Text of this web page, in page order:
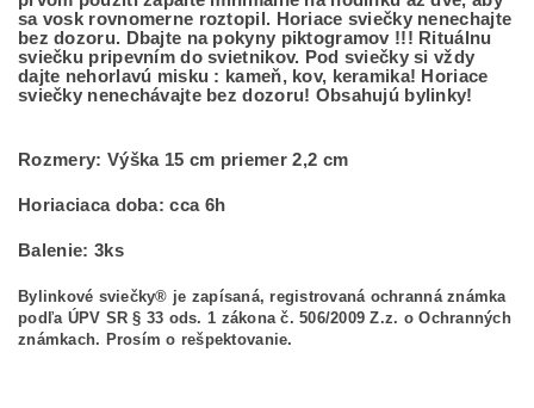
sa vosk rovnomerne roztopil. Horiace sviečky nenechajte
bez dozoru. Dbajte na pokyny piktogramov !!! Rituálnu
sviečku pripevním do svietnikov. Pod sviečky si vždy
dajte nehorlavú misku : kameň, kov, keramika! Horiace
sviečky nenechávajte bez dozoru! Obsahujú bylinky!
Rozmery: Výška 15 cm priemer 2,2 cm
Horiaciaca doba: cca 6h
Balenie: 3ks
Bylinkové sviečky® je zapísaná, registrovaná ochranná známka
podľa ÚPV SR § 33 ods. 1 zákona č. 506/2009 Z.z. o Ochranných
známkach. Prosím o rešpektovanie.